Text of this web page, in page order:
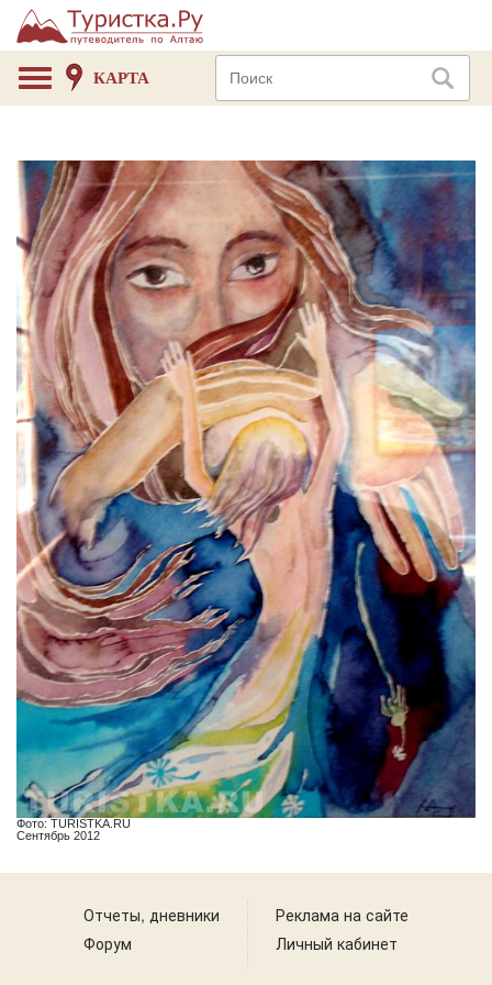
КАРТА
Фото: TURISTKA.RU
Сентябрь 2012
Отчеты, дневники
Форум
Реклама на сайте
Личный кабинет